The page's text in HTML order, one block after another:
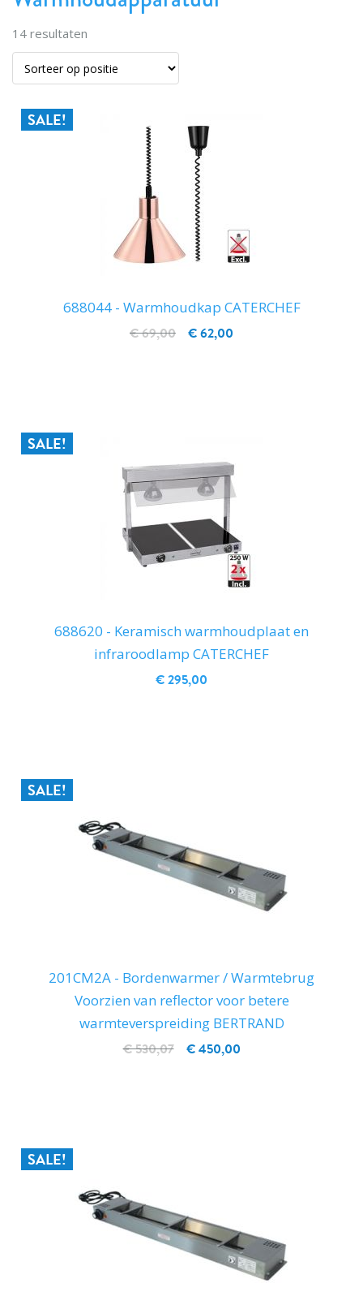
14 resultaten
SALE!
688044 - Warmhoudkap CATERCHEF
€ 62,00
€ 69,00
SALE!
688620 - Keramisch warmhoudplaat en
infraroodlamp CATERCHEF
€ 295,00
SALE!
201CM2A - Bordenwarmer / Warmtebrug
Voorzien van reflector voor betere
warmteverspreiding BERTRAND
€ 450,00
€ 530,07
SALE!